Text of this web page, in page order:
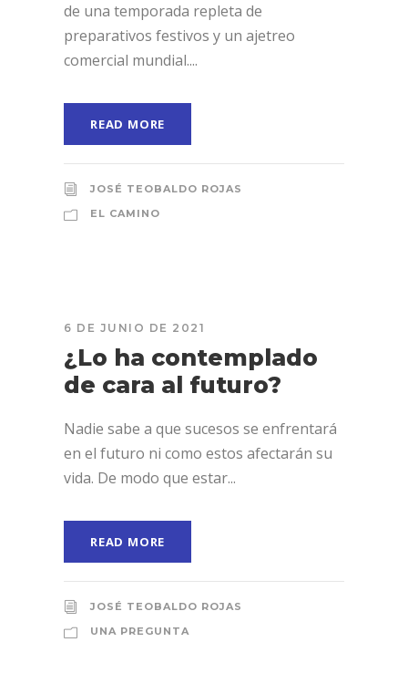
de una temporada repleta de
preparativos festivos y un ajetreo
comercial mundial....
READ MORE
JOSÉ TEOBALDO ROJAS
EL CAMINO
6 DE JUNIO DE 2021
¿Lo ha contemplado
de cara al futuro?
Nadie sabe a que sucesos se enfrentará
en el futuro ni como estos afectarán su
vida. De modo que estar...
READ MORE
JOSÉ TEOBALDO ROJAS
UNA PREGUNTA